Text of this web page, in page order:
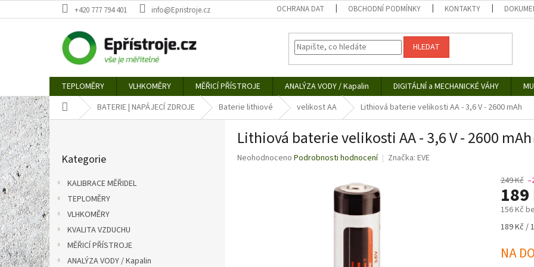
na
+420 777 794 401 info@Epristroje.cz OCHRANA DAT OBCHODNÍ PODMÍNKY KONTAKTY
HLEDAT
TEPLOMĚRY VLHKOMĚRY MĚŘICÍ PŘÍSTROJE ANALÝZA VODY / Kapalin DIGITÁLNÍ a MECHANICKÉ VÁHY
Domů BATERIE | NAPÁJECÍ ZDROJE Baterie lithiové velikost AA Lithiová baterie velikosti AA - 3,6 V - 2600 mAh
P
o
s
t
r
a
n
n
í
p
a
kategorie
Kategorie
KALIBRACE MĚŘIDEL
TEPLOMĚRY
VLHKOMĚRY
KVALITA VZDUCHU
MĚŘICÍ PŘÍSTROJE
ANALÝZA VODY / Kapalin
Lithiová baterie velikosti AA - 3,6 V - 2600 mAh
Průměrné
Neohodnoceno Podrobnosti hodnocení Značka: EVE
249 Kč
189
156 Kč
Měrná
189 Kč /
NA